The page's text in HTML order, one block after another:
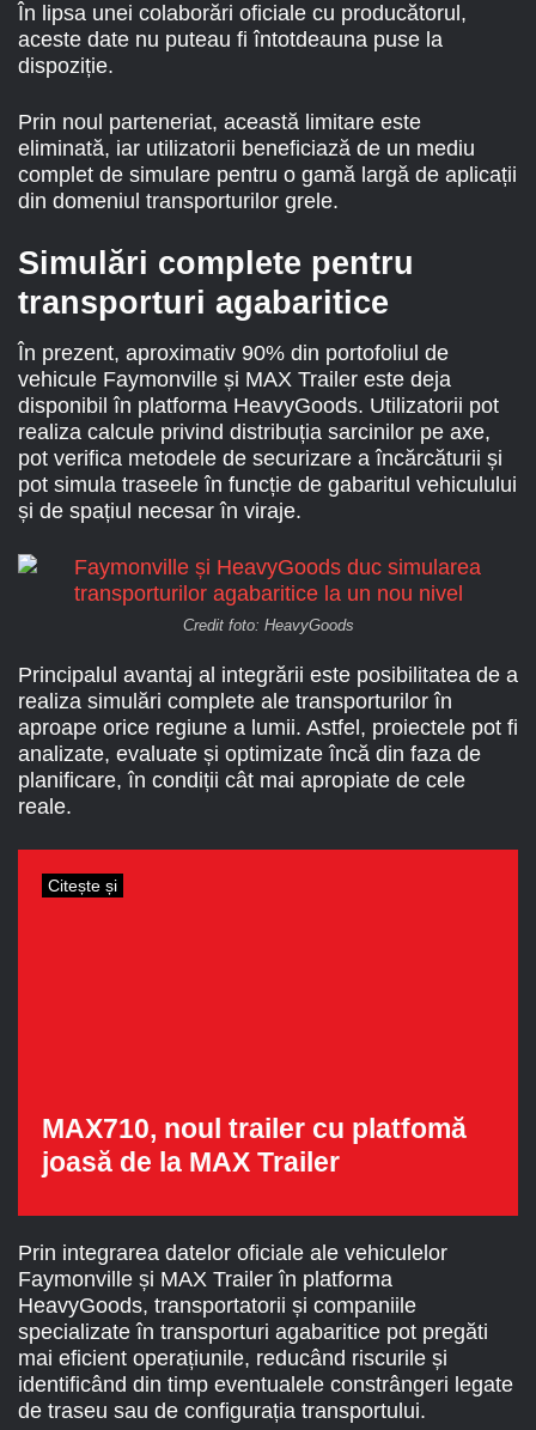
În lipsa unei colaborări oficiale cu producătorul,
aceste date nu puteau fi întotdeauna puse la
dispoziție.
Prin noul parteneriat, această limitare este
eliminată, iar utilizatorii beneficiază de un mediu
complet de simulare pentru o gamă largă de aplicații
din domeniul transporturilor grele.
Simulări complete pentru
transporturi agabaritice
În prezent, aproximativ 90% din portofoliul de
vehicule Faymonville și MAX Trailer este deja
disponibil în platforma HeavyGoods. Utilizatorii pot
realiza calcule privind distribuția sarcinilor pe axe,
pot verifica metodele de securizare a încărcăturii și
pot simula traseele în funcție de gabaritul vehiculului
și de spațiul necesar în viraje.
Credit foto: HeavyGoods
Principalul avantaj al integrării este posibilitatea de a
realiza simulări complete ale transporturilor în
aproape orice regiune a lumii. Astfel, proiectele pot fi
analizate, evaluate și optimizate încă din faza de
planificare, în condiții cât mai apropiate de cele
reale.
Citește și
MAX710, noul trailer cu platfomă
joasă de la MAX Trailer
Prin integrarea datelor oficiale ale vehiculelor
Faymonville și MAX Trailer în platforma
HeavyGoods, transportatorii și companiile
specializate în transporturi agabaritice pot pregăti
mai eficient operațiunile, reducând riscurile și
identificând din timp eventualele constrângeri legate
de traseu sau de configurația transportului.